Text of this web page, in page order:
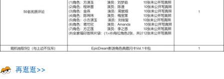
再逛逛>>